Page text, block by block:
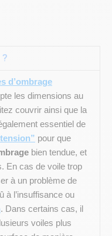
d’ombrage
les dimensions au
couvrir ainsi que la
essentiel de
pour que
bien tendue, et
En cas de voile trop
à un problème de
à l’insuffisance ou
. Dans certains cas, il
voiles plus